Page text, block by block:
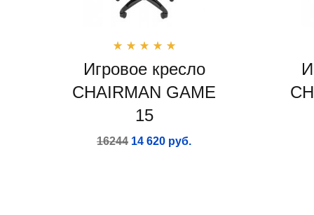
Игровое кресло
CHAIRMAN GAME
15
16244 14 620 руб.